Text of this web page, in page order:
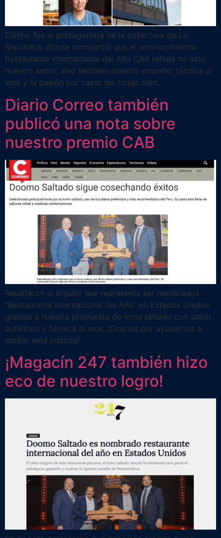
Edinho fue el protagonista de la cobertura de La
República, donde compartió que el reconocimiento
Restaurante Internacional del Año CAB refleja no solo
nuestro sabor, sino también nuestro empeño, técnica al
wok y la pasión por hacer las cosas bien.
Diario Correo también
publicó una nota sobre
nuestro premio CAB
Resaltaron el orgullo que representa ser nombrados
“Restaurante Internacional del Año” en Estados Unidos
gracias a nuestra propuesta de lomo saltado con sabor
auténtico y técnica al wok. ¡Gracias por ayudarnos a
contar esta historia!
¡Magacín 247 también hizo
eco de nuestro logro!